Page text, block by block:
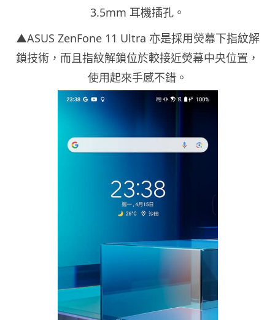
3.5mm 耳機插孔。
▲ASUS ZenFone 11 Ultra 亦是採用熒幕下指紋解
鎖技術，而且指紋解鎖位於較接近熒幕中央位置，
使用起來手感不錯。